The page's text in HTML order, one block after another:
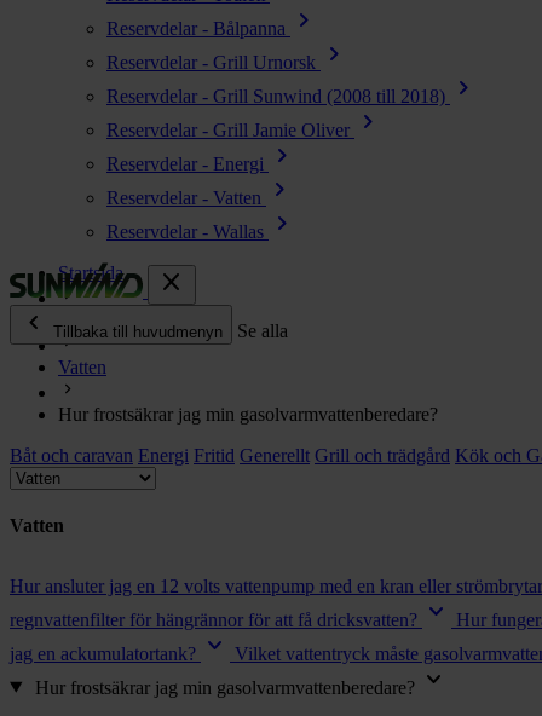
Reservdelar - Bålpanna chevron_right
Reservdelar - Grill Urnorsk chevron_right
Reservdelar - Grill Sunwind (2008 till 2018) chevron_right
Reservdelar - Grill Jamie Oliver chevron_right
Reservdelar - Energi chevron_right
Reservdelar - Vatten chevron_right
Reservdelar - Wallas
chevron_right
close
chevron_left
Tillbaka till huvudmenyn Se alla
Energi
chevron_right
Värme chevron_right
Grill & Fritid chevron_right
Lacanche
Reservdelar chevron_right
Startsida
Vatten
Hur frostsäkrar jag min gasolvarmvattenberedare?
Båt och caravan Energi Fritid Generellt Grill och trädgård Kök och
Vatten
Hur ansluter jag en 12 volts vattenpump med en kran eller
regnvattenfilter för hängrännor för att få dricksvatten? keyboard_arrow_down Hur
jag en ackumulatortank? keyboard_arrow_down Vilket vattentryck måste
Hur frostsäkrar jag min gasolvarmvattenberedare? keyboard_arrow_down